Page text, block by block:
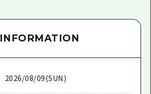
INFORMATION
2026/08/09(SUN)